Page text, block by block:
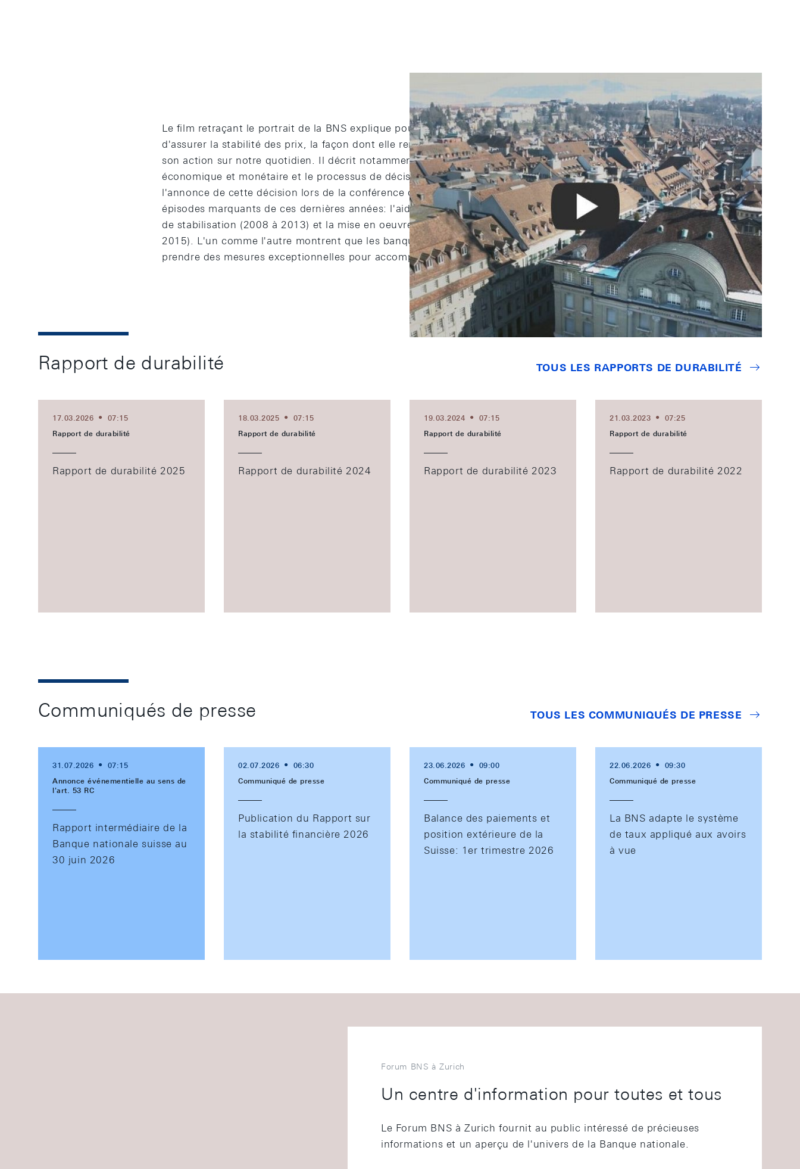
Le film retraçant le portrait de la BNS explique pourquoi la Banque nationale a pour mandat
d'assurer la stabilité des prix, la façon dont elle remplit cette mission et les répercussions de
son action sur notre quotidien. Il décrit notamment l'examen trimestriel de la situation
économique et monétaire et le processus de décision de politique monétaire, ainsi que
l'annonce de cette décision lors de la conférence de presse. Il revient également sur deux
épisodes marquants de ces dernières années: l'aide apportée à UBS avec la création du fonds
de stabilisation (2008 à 2013) et la mise en oeuvre du cours plancher vis-à-vis de l'euro (2011 à
2015). L'un comme l'autre montrent que les banques centrales sont parfois contraintes de
prendre des mesures exceptionnelles pour accomplir leur mandat.
Rapport de durabilité TOUS LES RAPPORTS DE DURABILITÉ
17.03.2026
07:15
Rapport de durabilité
Rapport de durabilité 2025
18.03.2025
07:15
Rapport de durabilité
Rapport de durabilité 2024
19.03.2024
07:15
Rapport de durabilité
Rapport de durabilité 2023
21.03.2023
07:25
Rapport de durabilité
Rapport de durabilité 2022
Communiqués de presse TOUS LES COMMUNIQUÉS DE PRESSE
31.07.2026
07:15
Annonce événementielle au sens de
l'art. 53 RC
Rapport intermédiaire de la
Banque nationale suisse au
30 juin 2026
02.07.2026
06:30
Communiqué de presse
Publication du Rapport sur
la stabilité financière 2026
23.06.2026
09:00
Communiqué de presse
Balance des paiements et
position extérieure de la
Suisse: 1er trimestre 2026
22.06.2026
09:30
Communiqué de presse
La BNS adapte le système
de taux appliqué aux avoirs
à vue
Forum BNS à Zurich
Un centre d'information pour toutes et tous
Le Forum BNS à Zurich fournit au public intéressé de précieuses
informations et un aperçu de l'univers de la Banque nationale.